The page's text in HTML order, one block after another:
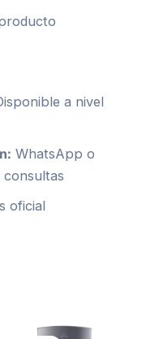
a nivel
WhatsApp o
oficial